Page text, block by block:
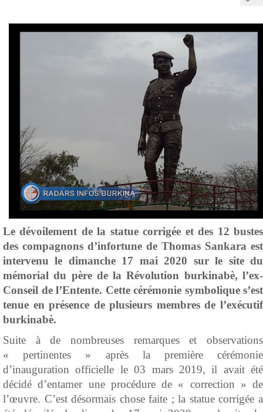
Le dévoilement de la statuecorrigée et des 12 bustes
des compagnons d’infortune de Thomas Sankara est
intervenu le dimanche 17 mai 2020 sur le site du
mémorial du père de la Révolution burkinabè, l’ex-
Conseil de l’Entente. Cette cérémonie symbolique s’est
tenue en présence de plusieurs membres de l’exécutif
burkinabè.
Suite à de nombreuses remarques et observations
« pertinentes » après la première cérémonie
d’inauguration officielle le 03 mars 2019, il avait été
décidé d’entamer une procédure de « correction » de
l’œuvre. C’est désormais chose faite ; la statue corrigée a